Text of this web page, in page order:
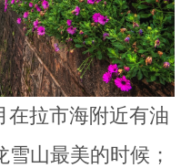
在拉市海附近有油
山最美的时候；